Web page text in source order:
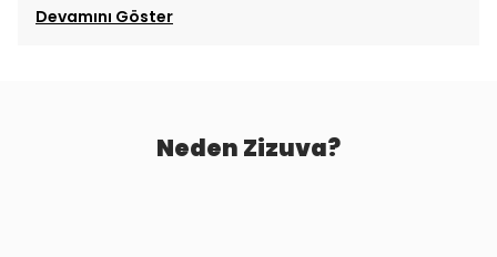
Devamını Göster
Neden Zizuva?